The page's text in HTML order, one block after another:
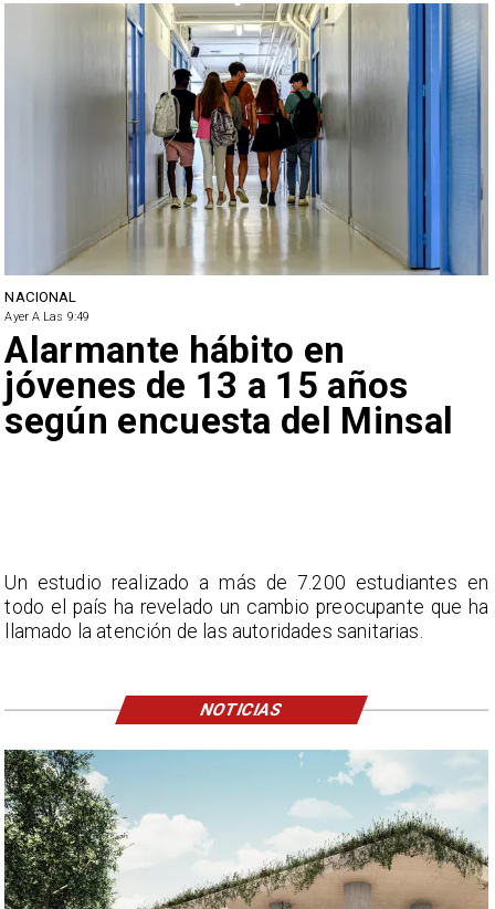
NACIONAL
Ayer A Las 9:49
Alarmante hábito en
jóvenes de 13 a 15 años
según encuesta del Minsal
Un estudio realizado a más de 7.200 estudiantes en
todo el país ha revelado un cambio preocupante que ha
llamado la atención de las autoridades sanitarias.
NOTICIAS